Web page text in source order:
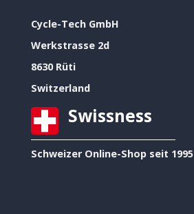
Cycle-Tech GmbH
Werkstrasse 2d
8630 Rüti
Switzerland
Swissness
Schweizer Online-Shop seit 1995